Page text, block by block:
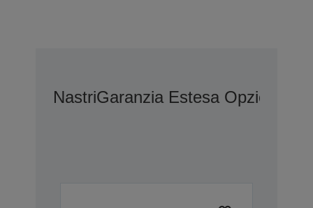
NastriGaranzia Estesa Opzionale